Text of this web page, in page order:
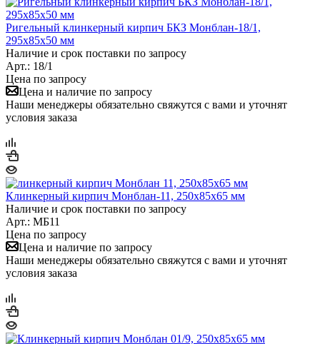
Ригельный клинкерный кирпич БКЗ Монблан-18/1,
295х85х50 мм
Наличие и срок поставки по запросу
Арт.: 18/1
Цена по запросу
Цена и наличие по запросу
Наши менеджеры обязательно свяжутся с вами и уточнят
условия заказа
Клинкерный кирпич Монблан-11, 250х85х65 мм
Наличие и срок поставки по запросу
Арт.: МБ11
Цена по запросу
Цена и наличие по запросу
Наши менеджеры обязательно свяжутся с вами и уточнят
условия заказа